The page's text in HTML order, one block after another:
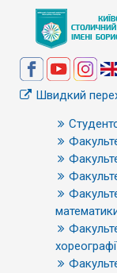
Швидкий